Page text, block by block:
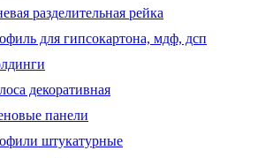
разделительная рейка
для гипсокартона, мдф, дсп
декоративная
панели
штукатурные